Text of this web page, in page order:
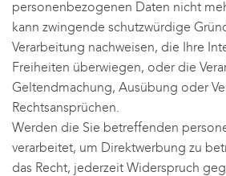
personenbezogenen Daten nicht
kann zwingende schutzwürdige
Verarbeitung nachweisen, die Ihre
Freiheiten überwiegen, oder die
Geltendmachung, Ausübung oder
Rechtsansprüchen.
Werden die Sie betreffenden
verarbeitet, um Direktwerbung zu
das Recht, jederzeit Widerspruch